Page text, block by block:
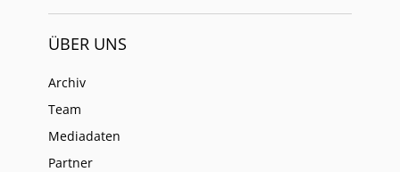
ÜBER UNS
Archiv
Team
Mediadaten
Partner